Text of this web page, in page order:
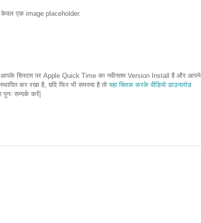
केवल एक image placeholder.
आपके सिस्टम पर Apple Quick Time का नवीनतम Version Install है और आपने
कर रखा है, य़दि फिर भी समस्या है तोयहा क्लिक करके वीडियो डाउनलोड
पुनः सम्पर्क करें|